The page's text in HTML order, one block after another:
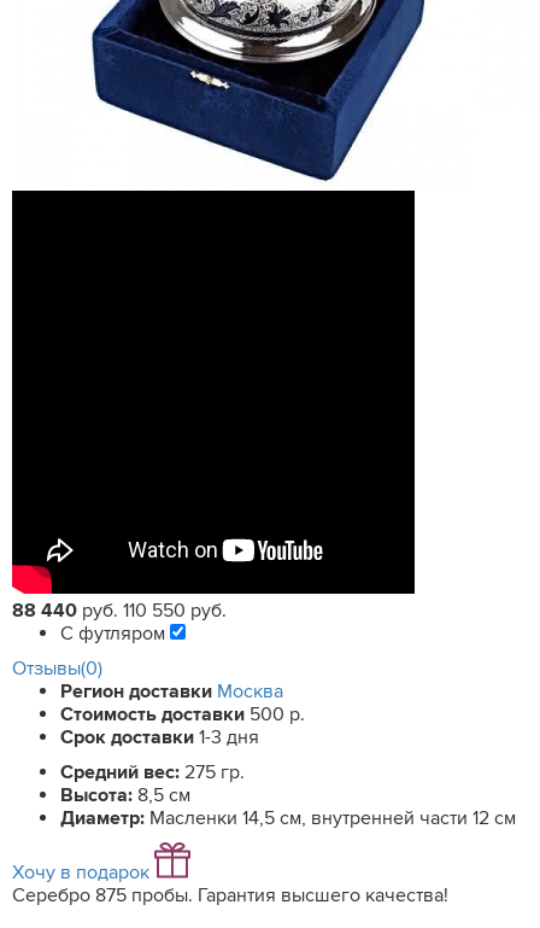
88 440 руб. 110 550 руб.
С футляром
Отзывы(0)
Регион доставки Москва
Стоимость доставки 500 р.
Срок доставки 1-3 дня
Средний вес: 275 гр.
Высота: 8,5 см
Диаметр: Масленки 14,5 см, внутренней части 12 см
Хочу в подарок
Серебро 875 пробы. Гарантия высшего качества!